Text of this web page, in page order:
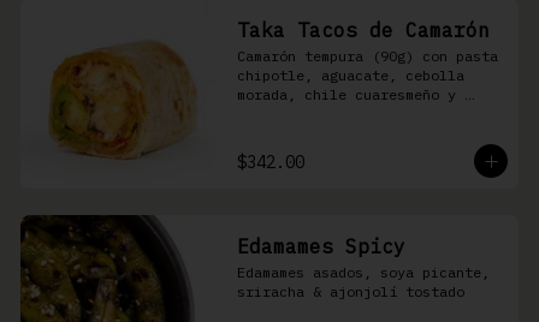
Taka Tacos de Camarón
Camarón tempura (90g) con pasta
chipotle, aguacate, cebolla
morada, chile cuaresmeño y
$342.00
Edamames Spicy
Edamames asados, soya picante,
sriracha & ajonjolí tostado